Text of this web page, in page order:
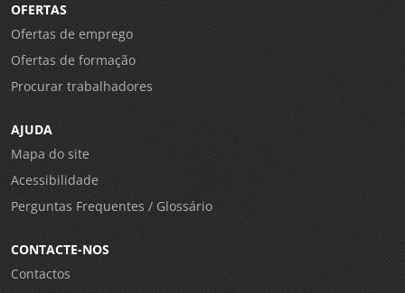
OFERTAS
Ofertas de emprego
Ofertas de formação
Procurar trabalhadores
AJUDA
Mapa do site
Acessibilidade
Perguntas Frequentes / Glossário
CONTACTE-NOS
Contactos